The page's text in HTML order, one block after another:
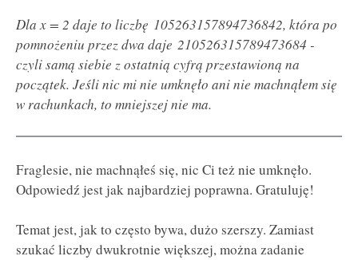
Dla x = 2 daje to liczbę 105263157894736842, która po
pomnożeniu przez dwa daje 210526315789473684 -
czyli samą siebie z ostatnią cyfrą przestawioną na
początek. Jeśli nic mi nie umknęło ani nie machnąłem się
w rachunkach, to mniejszej nie ma.
Fraglesie, nie machnąłeś się, nic Ci też nie umknęło.
Odpowiedź jest jak najbardziej poprawna. Gratuluję!
Temat jest, jak to często bywa, dużo szerszy. Zamiast
szukać liczby dwukrotnie większej, można zadanie